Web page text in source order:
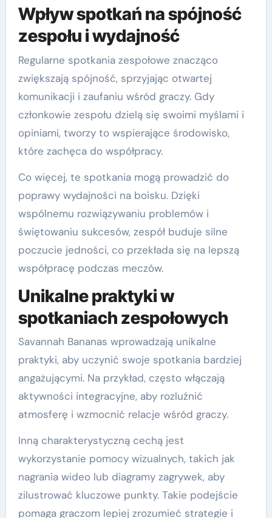
Wpływ spotkań na spójność
zespołu i wydajność
Regularne spotkania zespołowe znacząco
zwiększają spójność, sprzyjając otwartej
komunikacji i zaufaniu wśród graczy. Gdy
członkowie zespołu dzielą się swoimi myślami i
opiniami, tworzy to wspierające środowisko,
które zachęca do współpracy.
Co więcej, te spotkania mogą prowadzić do
poprawy wydajności na boisku. Dzięki
wspólnemu rozwiązywaniu problemów i
świętowaniu sukcesów, zespół buduje silne
poczucie jedności, co przekłada się na lepszą
współpracę podczas meczów.
Unikalne praktyki w
spotkaniach zespołowych
Savannah Bananas wprowadzają unikalne
praktyki, aby uczynić swoje spotkania bardziej
angażującymi. Na przykład, często włączają
aktywności integracyjne, aby rozluźnić
atmosferę i wzmocnić relacje wśród graczy.
Inną charakterystyczną cechą jest
wykorzystanie pomocy wizualnych, takich jak
nagrania wideo lub diagramy zagrywek, aby
zilustrować kluczowe punkty. Takie podejście
pomaga graczom lepiej zrozumieć strategie i